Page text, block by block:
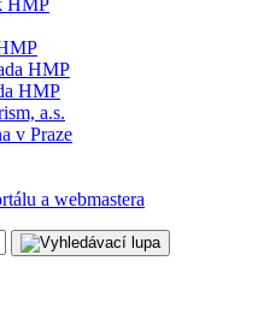
HMP
HMP
HMP
a.s.
v Praze
a webmastera